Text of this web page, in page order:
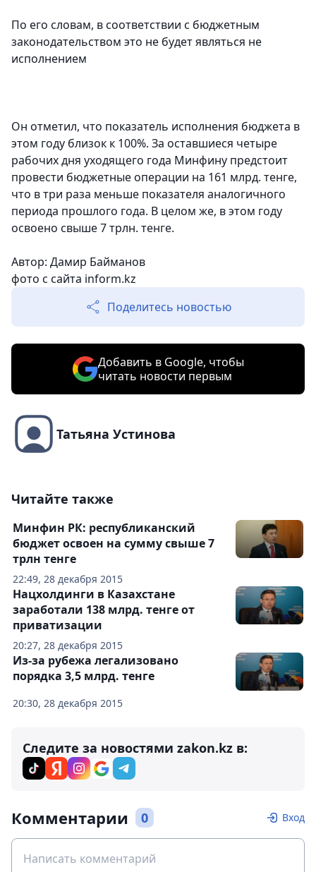
По его словам, в соответствии с бюджетным
законодательством это не будет являться не
исполнением
Он отметил, что показатель исполнения бюджета в
этом году близок к 100%. За оставшиеся четыре
рабочих дня уходящего года Минфину предстоит
провести бюджетные операции на 161 млрд. тенге,
что в три раза меньше показателя аналогичного
периода прошлого года. В целом же, в этом году
освоено свыше 7 трлн. тенге.
Автор: Дамир Байманов
фото с сайта inform.kz
Поделитесь новостью
Добавить в Google, чтобы
читать новости первым
Татьяна Устинова
Читайте также
22:49, 28 декабря 2015
Минфин РК: республиканский
бюджет освоен на сумму свыше 7
трлн тенге
20:27, 28 декабря 2015
Нацхолдинги в Казахстане
заработали 138 млрд. тенге от
приватизации
20:30, 28 декабря 2015
Из-за рубежа легализовано
порядка 3,5 млрд. тенге
Следите за новостями zakon.kz в:
Комментарии 0 Вход